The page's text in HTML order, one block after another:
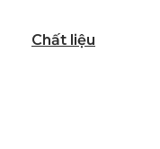
Chất liệu